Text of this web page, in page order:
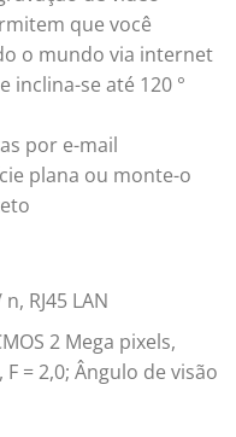
que você
o mundo via internet
inclina-se até 120 °
por e-mail
plana ou monte-o
RJ45 LAN
2 Mega pixels,
= 2,0; Ângulo de visão